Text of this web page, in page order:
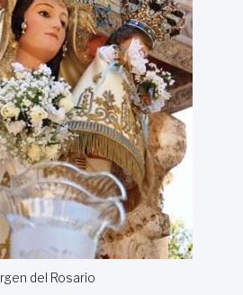
del Rosario